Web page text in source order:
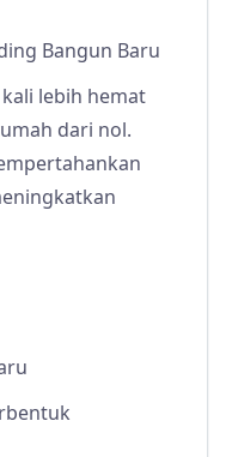
Bangun Baru
lebih hemat
dari nol.